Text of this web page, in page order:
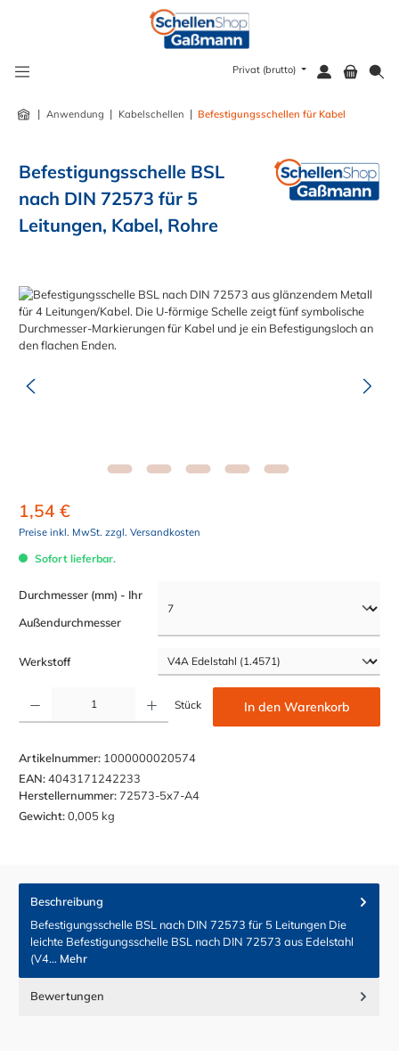
Privat (brutto)
| Anwendung | Kabelschellen | Befestigungsschellen für Kabel
Befestigungsschelle BSL
nach DIN 72573 für 5
Leitungen, Kabel, Rohre
Bildergalerie überspringen
1,54 €
Preise inkl. MwSt. zzgl. Versandkosten
Sofort lieferbar.
Durchmesser (mm) - Ihr
Außendurchmesserauswählen
Werkstoffauswählen
Produkt Anzahl: Gib den gewünschten Wert ein oder benutze die Schaltflächen um die Anzahl
Stück In den Warenkorb
Artikelnummer: 1000000020574
EAN:4043171242233
Herstellernummer:72573-5x7-A4
Gewicht:0,005 kg
Beschreibung
Befestigungsschelle BSL nach DIN 72573 für 5 Leitungen Die
leichte Befestigungsschelle BSL nach DIN 72573 aus Edelstahl
(V4… Mehr
Bewertungen